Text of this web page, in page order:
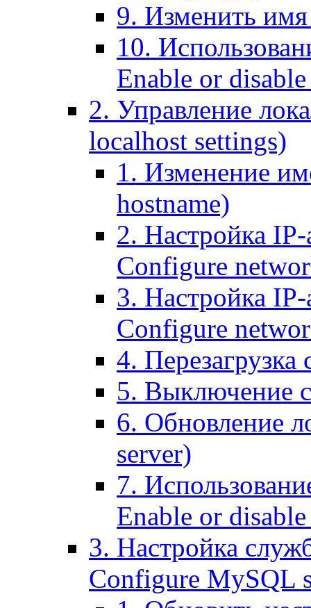
9. Изменить имя
10.
Enable or
2. Управление
localhost settings)
1. Изменение
hostname)
2. Настройка IP-
Configure
3. Настройка
Configure
4. Перезагрузка
5. Выключение
6. Обновление
server)
7.
Enable or
3. Настройка
Configure MySQL